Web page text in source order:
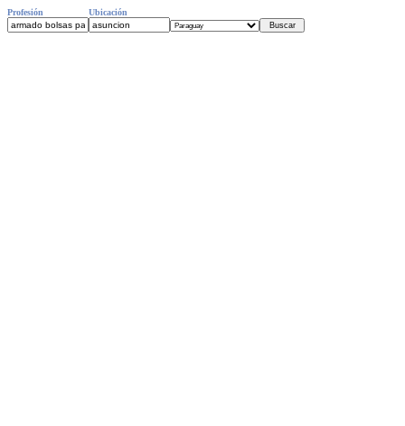
Profesión Ubicación